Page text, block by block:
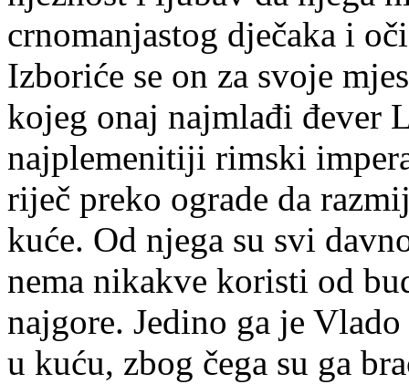
crnomanjastog dječaka i
Izboriće se on za svoje
kojeg onaj najmlađi đever
najplemenitiji rimski
riječ preko ograde da
kuće. Od njega su svi
nema nikakve koristi od
najgore. Jedino ga je
u kuću, zbog čega su ga